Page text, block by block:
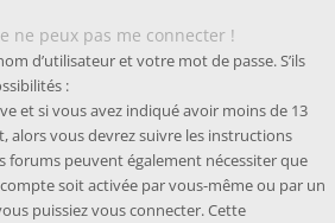
ne peux pas me connecter !
d’utilisateur et votre mot de passe. S’ils
:
et si vous avez indiqué avoir moins de 13
alors vous devrez suivre les instructions
forums peuvent également nécessiter que
soit activée par vous-même ou par un
puissiez vous connecter. Cette